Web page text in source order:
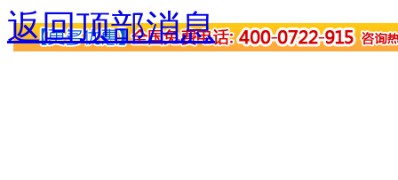
返回顶部